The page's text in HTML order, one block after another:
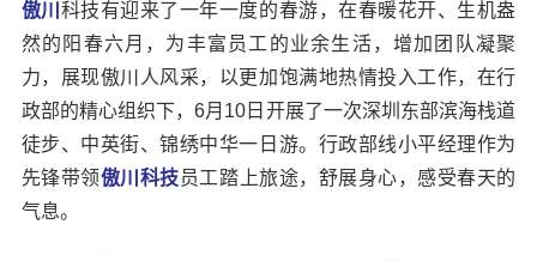
傲川 科技有迎来了一年一度的春游，在春暖花开、生机盎
然的阳春六月，为丰富员工的业余生活，增加团队凝聚
力，展现傲川人风采，以更加饱满地热情投入工作，在行
政部的精心组织下，6月10日开展了一次深圳东部滨海栈道
徒步、中英街、锦绣中华一日游。行政部线小平经理作为
先锋带领傲川科技员工踏上旅途，舒展身心，感受春天的
气息。